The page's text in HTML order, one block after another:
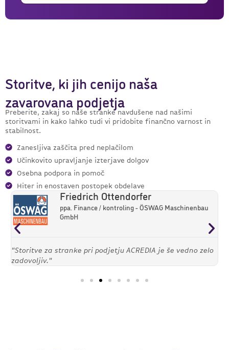
Storitve, ki jih cenijo naša
zavarovana podjetja
Preberite, zakaj so naše stranke navdušene nad našimi
storitvami in kako lahko tudi vi pridobite finančno varnost in
stabilnost.
Zanesljiva zaščita pred neplačilom
Učinkovito upravljanje izterjave dolgov
Osebna podpora in pomoč
Hiter in enostaven postopek obdelave
Friedrich Ottendorfer
ppa. Finance / kontroling - ÖSWAG Maschinenbau
GmbH
"Storitve za stranke pri podjetju ACREDIA je še vedno zelo
zadovoljiv."